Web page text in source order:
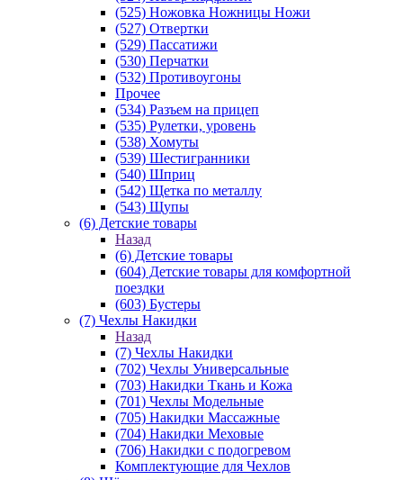
(525) Ножовка Ножницы Ножи
(527) Отвертки
(529) Пассатижи
(530) Перчатки
(532) Противоугоны
Прочее
(534) Разъем на прицеп
(535) Рулетки, уровень
(538) Хомуты
(539) Шестигранники
(540) Шприц
(542) Щетка по металлу
(543) Щупы
(6) Детские товары
Назад
(6) Детские товары
(604) Детские товары для комфортной
поездки
(603) Бустеры
(7) Чехлы Накидки
Назад
(7) Чехлы Накидки
(702) Чехлы Универсальные
(703) Накидки Ткань и Кожа
(701) Чехлы Модельные
(705) Накидки Массажные
(704) Накидки Меховые
(706) Накидки с подогревом
Комплектующие для Чехлов